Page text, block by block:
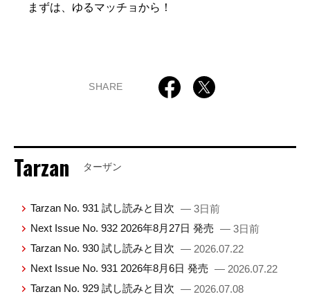
まずは、ゆるマッチョから！
SHARE
Tarzan ターザン
Tarzan No. 931 試し読みと目次 — 3日前
Next Issue No. 932 2026年8月27日 発売 — 3日前
Tarzan No. 930 試し読みと目次 — 2026.07.22
Next Issue No. 931 2026年8月6日 発売 — 2026.07.22
Tarzan No. 929 試し読みと目次 — 2026.07.08